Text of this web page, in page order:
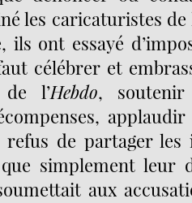
les caricaturistes de
ils ont essayé
célébrer et
de l’Hebdo,
refus de partager
simplement leur
aux